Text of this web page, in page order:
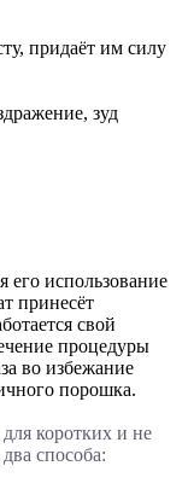
придаёт им силу
зуд
использование
принесёт
свой
процедуры
во избежание
порошка.
коротких и не
способа: